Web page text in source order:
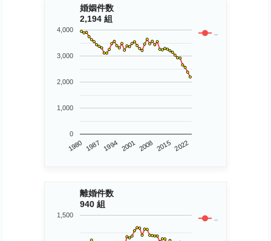
婚姻件数
2,194 組
..
1980 1987 1994 2001 2008 2015 2022
0
1,000
2,000
3,000
4,000
離婚件数
940 組
..
1,500